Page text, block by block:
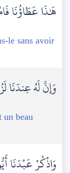
هَٰذَا عَطَاؤُنَا
le sans avoir
وَإِنَّ لَهُ عِندَنَا
un beau
وَاذْكُرْ عَبْدَنَا